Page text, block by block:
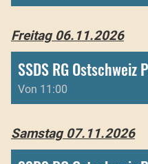
Freitag 06.11.2026
Von 11:00
Samstag 07.11.2026